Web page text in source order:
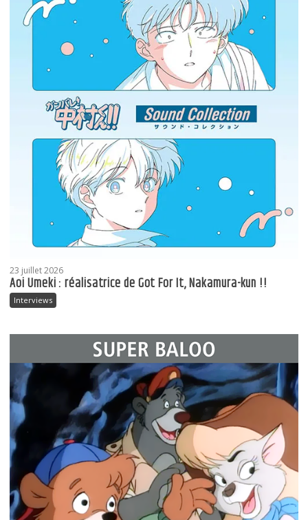
23 juillet 2026
Aoi Umeki : réalisatrice de Got For It, Nakamura-kun !!
Interviews